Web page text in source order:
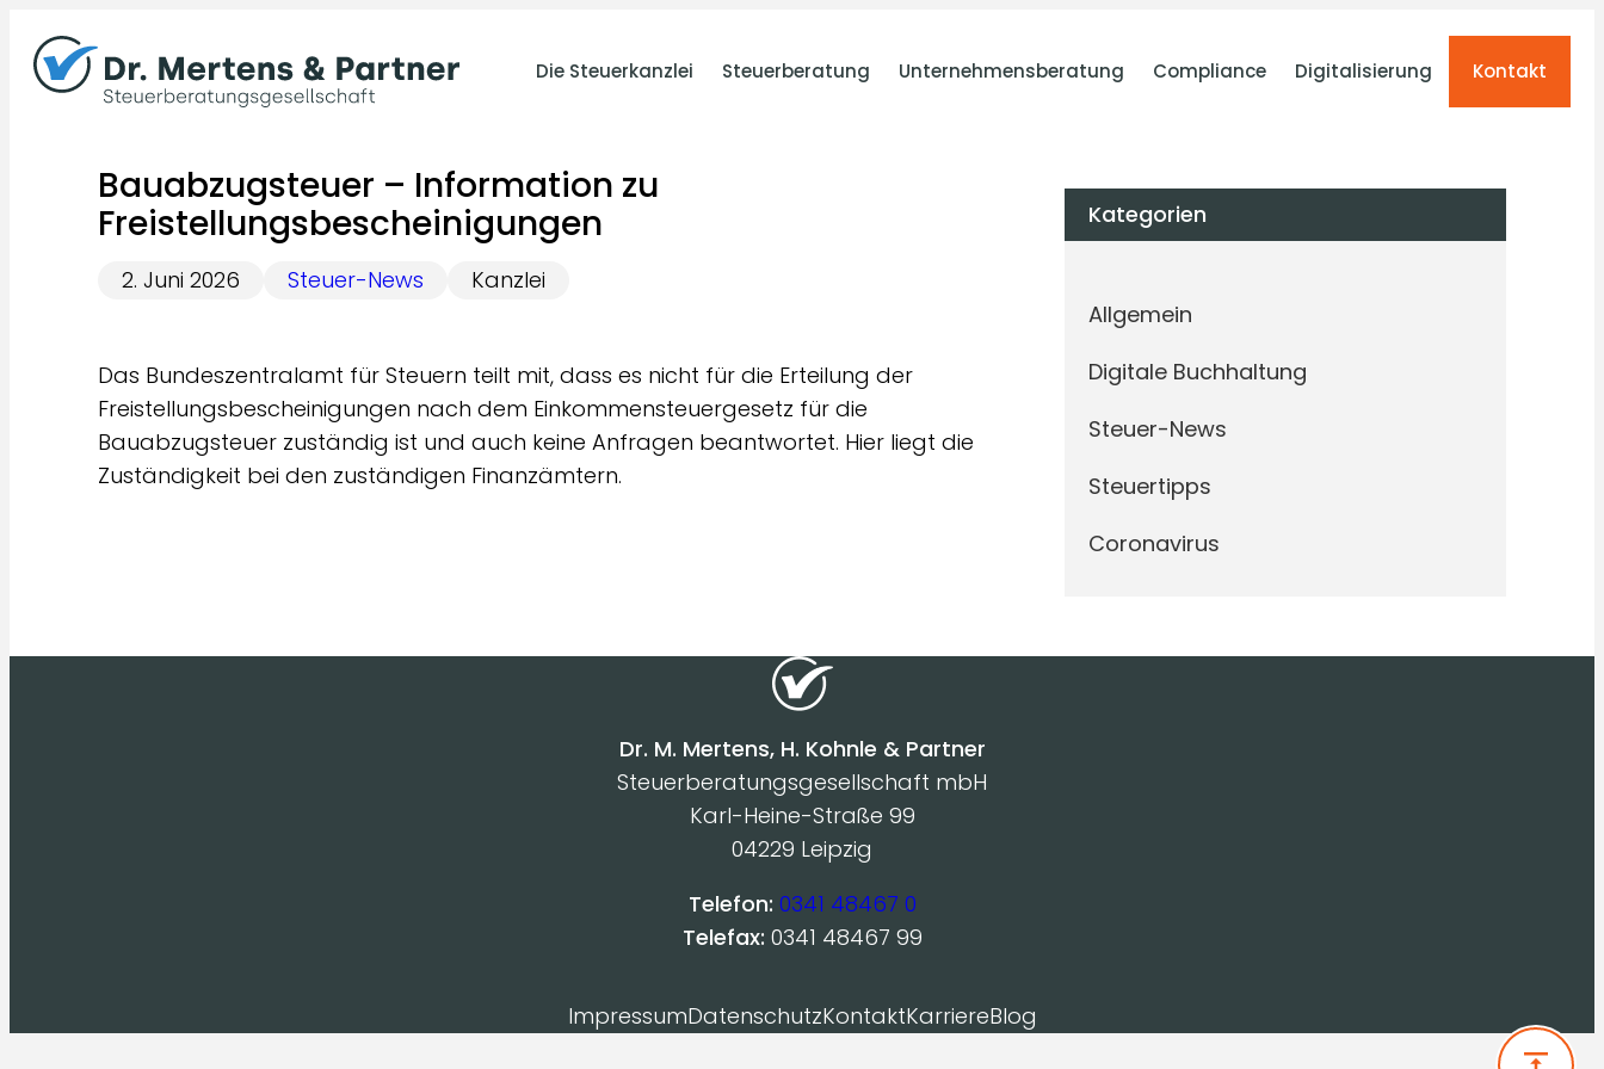
Inhalt
springen
Die Steuerkanzlei Steuerberatung Unternehmensberatung Compliance Digitalisierung Kontakt
Bauabzugsteuer – Information zu
Freistellungsbescheinigungen
2. Juni 2026 Steuer-News Kanzlei
Das Bundeszentralamt für Steuern teilt mit, dass es nicht für die Erteilung der
Freistellungsbescheinigungen nach dem Einkommensteuergesetz für die
Bauabzugsteuer zuständig ist und auch keine Anfragen beantwortet. Hier liegt die
Zuständigkeit bei den zuständigen Finanzämtern.
Kategorien
Allgemein
Digitale Buchhaltung
Steuer-News
Steuertipps
Coronavirus
Dr. M. Mertens, H. Kohnle & Partner
Steuerberatungsgesellschaft mbH
Karl-Heine-Straße 99
04229 Leipzig
Telefon: 0341 48467 0
Telefax: 0341 48467 99
ImpressumDatenschutzKontaktKarriereBlog